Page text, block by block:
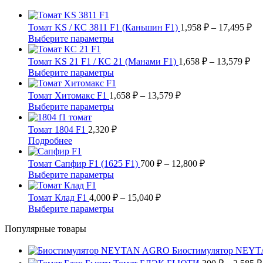
Томат KS / КС 3811 F1 (Каньшин F1) 1,958 ₽ – 17,495 ₽
Выберите параметрыЭтот
имеет
несколько
вариаций.
Опции
можно
выбрать
странице
Томат KS 21 F1 / КС 21 (Манами F1) 1,658 ₽ – 13,579 ₽
Выберите параметрыЭтот
товар
имеет
несколько
вариаций.
Опции
можно
странице
товара.
Томат Хитомакс F1 1,658 ₽ – 13,579 ₽Диапазон
Выберите параметрыЭтот
имеет
Опции
можно
выбрать
странице
товара.
Томат 1804 F1 2,320 ₽
ПодробнееЭтот
товар
имеет
несколько
вариаций.
Опции
можно
выбрать
странице
Томат Сапфир F1 (1625 F1) 700 ₽ – 12,800 ₽Диапазон
Выберите параметрыЭтот
имеет
несколько
вариаций.
выбрать
на
Томат Клад F1 4,000 ₽ – 15,040 ₽Диапазон
Выберите параметрыЭтот
вариаций.
Популярные товары
Биостимулятор